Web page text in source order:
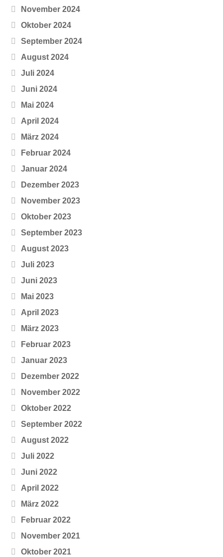
November 2024
Oktober 2024
September 2024
August 2024
Juli 2024
Juni 2024
Mai 2024
April 2024
März 2024
Februar 2024
Januar 2024
Dezember 2023
November 2023
Oktober 2023
September 2023
August 2023
Juli 2023
Juni 2023
Mai 2023
April 2023
März 2023
Februar 2023
Januar 2023
Dezember 2022
November 2022
Oktober 2022
September 2022
August 2022
Juli 2022
Juni 2022
April 2022
März 2022
Februar 2022
November 2021
Oktober 2021